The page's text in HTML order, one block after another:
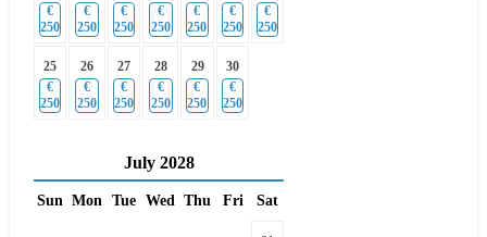
€
250
€
250
€
250
€
250
€
250
€
250
€
250
25
€
250
26
€
250
27
€
250
28
€
250
29
€
250
30
€
250
July 2028
Sun Mon Tue Wed Thu Fri Sat